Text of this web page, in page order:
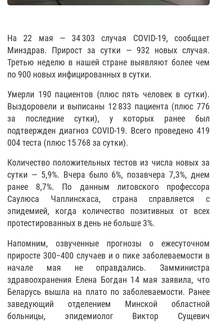
На 22 мая — 34 303 случая COVID-19, сообщает
Минздрав. Прирост за сутки — 932 новых случая.
Третью неделю в нашей стране выявляют более чем
по 900 новых инфицированных в сутки.
Умерли 190 пациентов (плюс пять человек в сутки).
Выздоровели и выписаны 12 833 пациента (плюс 776
за последние сутки), у которых ранее был
подтвержден диагноз COVID-19. Всего проведено 419
004 теста (плюс 15 768 за сутки).
Количество положительных тестов из числа новых за
сутки — 5,9%. Вчера было 6%, позавчера 7,3%, днем
ранее 8,7%. По данным литовского профессора
Саулюса Чаплинскаса, страна справляется с
эпидемией, когда количество позитивных от всех
протестированных в день не больше 3%.
Напомним, озвученные прогнозы о ежесуточном
приросте 300−400 случаев и о пике заболеваемости в
начале мая не оправдались. Замминистра
здравоохранения Елена Богдан 14 мая заявила, что
Беларусь вышла на плато по заболеваемости. Ранее
заведующий отделением Минской областной
больницы, эпидемиолог Виктор Сущевич